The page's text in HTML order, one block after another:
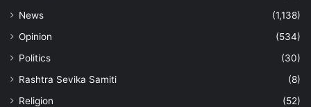
News
(1,138)
Opinion
(534)
Politics
(30)
Rashtra Sevika Samiti
(8)
Religion
(52)